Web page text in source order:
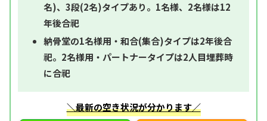
名)、3段(2名)タイプあり。1名様、2名様は12
年後合祀
納骨堂の1名様用・和合(集合)タイプは2年後合
祀。2名様用・パートナータイプは2人目埋葬時
に合祀
＼最新の空き状況が分かります／